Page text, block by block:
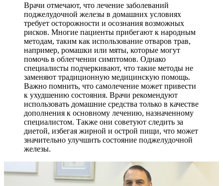
Врачи отмечают, что лечение заболеваний
поджелудочной железы в домашних условиях
требует осторожности и осознания возможных
рисков. Многие пациенты прибегают к народным
методам, таким как использование отваров трав,
например, ромашки или мяты, которые могут
помочь в облегчении симптомов. Однако
специалисты подчеркивают, что такие методы не
заменяют традиционную медицинскую помощь.
Важно помнить, что самолечение может привести
к ухудшению состояния. Врачи рекомендуют
использовать домашние средства только в качестве
дополнения к основному лечению, назначенному
специалистом. Также они советуют следить за
диетой, избегая жирной и острой пищи, что может
значительно улучшить состояние поджелудочной
железы.